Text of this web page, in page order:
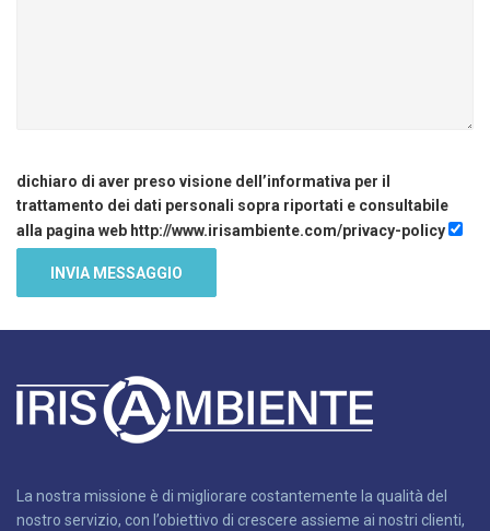
dichiaro di aver preso visione dell’informativa per il
trattamento dei dati personali sopra riportati e consultabile
alla pagina web http://www.irisambiente.com/privacy-policy
La nostra missione è di migliorare costantemente la qualità del
nostro servizio, con l’obiettivo di crescere assieme ai nostri clienti,